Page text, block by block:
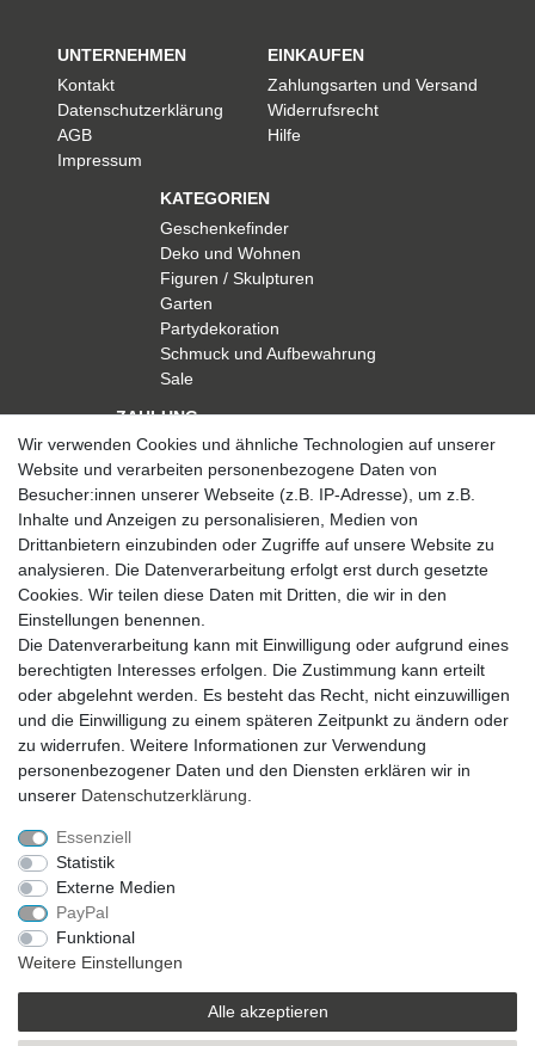
UNTERNEHMEN
Kontakt
Datenschutzerklärung
AGB
Impressum
EINKAUFEN
Zahlungsarten und Versand
Widerrufsrecht
Hilfe
KATEGORIEN
Geschenkefinder
Deko und Wohnen
Figuren / Skulpturen
Garten
Partydekoration
Schmuck und Aufbewahrung
Sale
ZAHLUNG
VERSAND
SICHER EINKAUFEN
Sicher einkaufen mit
durchgehender SSL-Verschlüsselung
* Alle Preise verstehen sich inkl. MwSt. zzgl. Versandkosten. Alle Angebote sind
freibleibend zzgl. Versandkosten und bei Nachnahme Übermittlungsentgelt.
Copyright 2019 © Kremers-Schatzkiste | Alle Rechte vorbehalten.
Wir verwenden Cookies und ähnliche Technologien auf unserer
Website und verarbeiten personenbezogene Daten von
Besucher:innen unserer Webseite (z.B. IP-Adresse), um z.B.
Inhalte und Anzeigen zu personalisieren, Medien von
Drittanbietern einzubinden oder Zugriffe auf unsere Website zu
analysieren. Die Datenverarbeitung erfolgt erst durch gesetzte
Cookies. Wir teilen diese Daten mit Dritten, die wir in den
Einstellungen benennen.
Die Datenverarbeitung kann mit Einwilligung oder aufgrund eines
berechtigten Interesses erfolgen. Die Zustimmung kann erteilt
oder abgelehnt werden. Es besteht das Recht, nicht einzuwilligen
und die Einwilligung zu einem späteren Zeitpunkt zu ändern oder
zu widerrufen. Weitere Informationen zur Verwendung
personenbezogener Daten und den Diensten erklären wir in
unserer Daten­schutz­erklärung
Essenziell
Statistik
Externe Medien
PayPal
Funktional
Weitere Einstellungen
Alle akzeptieren